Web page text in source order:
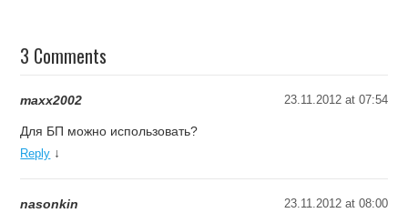
3 Comments
maxx2002 23.11.2012 at 07:54
Для БП можно использовать?
Reply ↓
nasonkin 23.11.2012 at 08:00